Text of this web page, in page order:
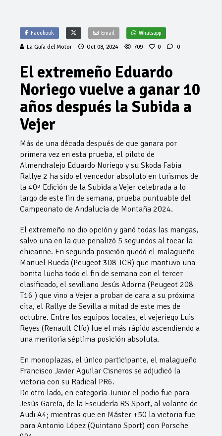
Facebook Email Whatsapp
La Guía del Motor Oct 08, 2024 709 0 0
El extremeño Eduardo
Noriego vuelve a ganar 10
años después la Subida a
Vejer
Más de una década después de que ganara por
primera vez en esta prueba, el piloto de
Almendralejo Eduardo Noriego y su Skoda Fabia
Rallye 2 ha sido el vencedor absoluto en turismos de
la 40ª Edición de la Subida a Vejer celebrada a lo
largo de este fin de semana, prueba puntuable del
Campeonato de Andalucía de Montaña 2024.
El extremeño no dio opción y ganó todas las mangas,
salvo una en la que penalizó 5 segundos al tocar la
chicanne. En segunda posición quedó el malagueño
Manuel Rueda (Peugeot 308 TCR) que mantuvo una
bonita lucha todo el fin de semana con el tercer
clasificado, el sevillano Jesús Adorna (Peugeot 208
T16 ) que vino a Vejer a probar de cara a su próxima
cita, el Rallye de Sevilla a mitad de este mes de
octubre. Entre los equipos locales, el vejeriego Luis
Reyes (Renault Clío) fue el más rápido ascendiendo a
una meritoria séptima posición absoluta.
En monoplazas, el único participante, el malagueño
Francisco Javier Aguilar Cisneros se adjudicó la
victoria con su Radical PR6.
De otro lado, en categoría Junior el podio fue para
Jesús García, de la Escudería RS Sport, al volante de
Audi A4; mientras que en Máster +50 la victoria fue
para Antonio López (Quintano Sport) con Porsche